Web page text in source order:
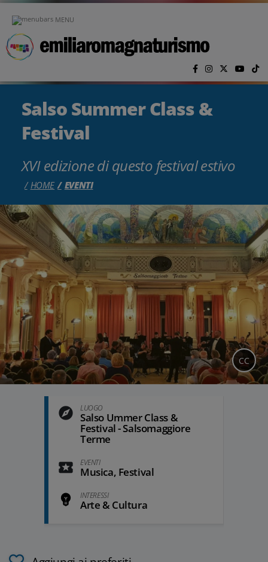
MENU
Salso Summer Class &
Festival
XVI edizione di questo festival estivo
HOME EVENTI
CC
LUOGO
Salso Ummer Class &
Festival - Salsomaggiore
Terme
EVENTI
Musica, Festival
INTERESSI
Arte & Cultura